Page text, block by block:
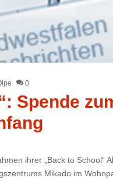
0
Spende
ihrer „Back to School“
Mikado im